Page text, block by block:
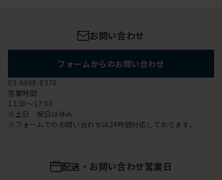
お問い合わせ
フォームからのお問い合わせ
03-6908-8370
営業時間
13:30～17:00
※土日 祝日は休み
※フォームでのお問い合わせは24時間対応しております。
配送・お問い合わせ営業日